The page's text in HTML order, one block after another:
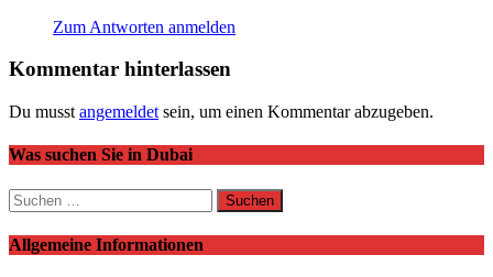
Zum Antworten anmelden
Kommentar hinterlassen
Du musst angemeldet sein, um einen Kommentar abzugeben.
Was suchen Sie in Dubai
Suchen
nach:
Allgemeine Informationen